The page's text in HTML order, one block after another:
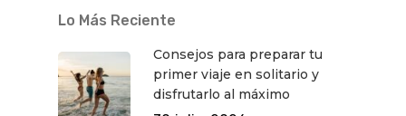
Lo Más Reciente
Consejos para preparar tu
primer viaje en solitario y
disfrutarlo al máximo